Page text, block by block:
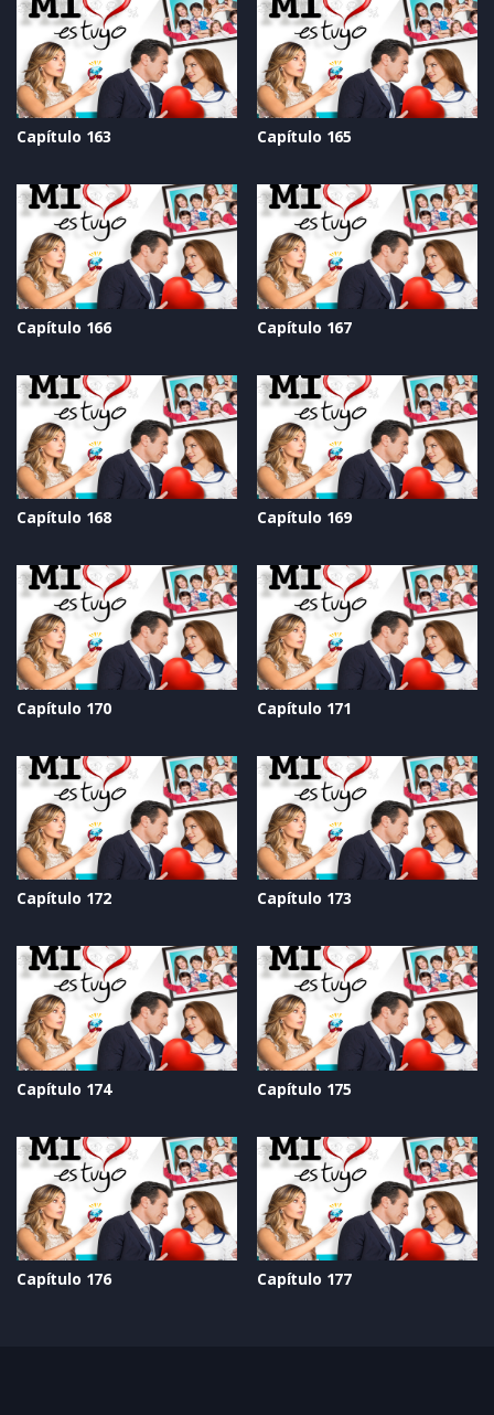
Capítulo 163 Capítulo 165
Capítulo 166 Capítulo 167
Capítulo 168 Capítulo 169
Capítulo 170 Capítulo 171
Capítulo 172 Capítulo 173
Capítulo 174 Capítulo 175
Capítulo 176 Capítulo 177